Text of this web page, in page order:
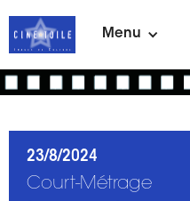
Menu
23/8/2024
Court-Métrage